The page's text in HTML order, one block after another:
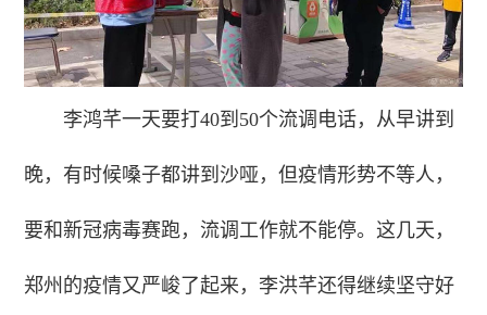
李鸿芊一天要打40到50个流调电话，从早讲到
晚，有时候嗓子都讲到沙哑，但疫情形势不等人，
要和新冠病毒赛跑，流调工作就不能停。这几天，
郑州的疫情又严峻了起来，李洪芊还得继续坚守好